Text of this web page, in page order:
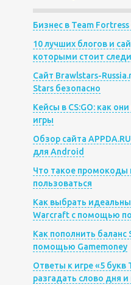
Бизнес в Team
10 лучших блогов и
которыми стоит
Сайт Brawlstars-
Stars безопасно
Кейсы в CS:GO: как
игры
Обзор сайта
для Android
Что такое промокоды
пользоваться
Как выбрать
Warcraft с помощью
Как пополнить баланс
помощью Gamemoney
Ответы к игре «5
разгадать слово дня